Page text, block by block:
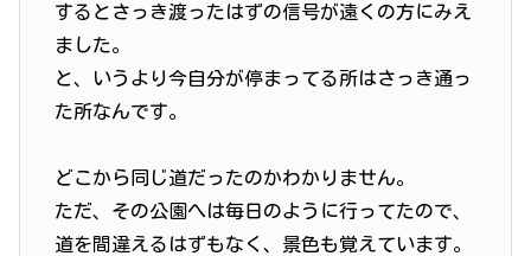
するとさっき渡ったはずの信号が遠くの方にみえ
ました。
と、いうより今自分が停まってる所はさっき通っ
た所なんです。
どこから同じ道だったのかわかりません。
ただ、その公園へは毎日のように行ってたので、
道を間違えるはずもなく、景色も覚えています。